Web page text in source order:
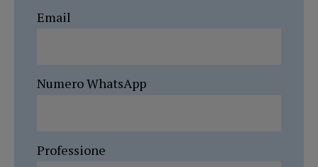
Email
Numero WhatsApp
Professione